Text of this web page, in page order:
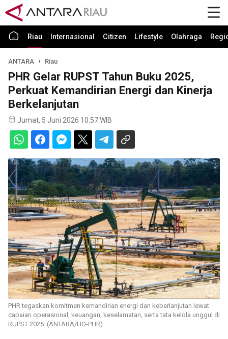
Riau Internasional Citizen Lifestyle Olahraga
ANTARA Riau
PHR Gelar RUPST Tahun Buku 2025,
Perkuat Kemandirian Energi dan Kinerja
Berkelanjutan
Jumat, 5 Juni 2026 10:57 WIB
PHR tegaskan komitmen kemandirian energi dan keberlanjutan lewat
capaian operasional, keuangan, keselamatan, serta tata kelola unggul di
RUPST 2025. (ANTARA/HO-PHR)